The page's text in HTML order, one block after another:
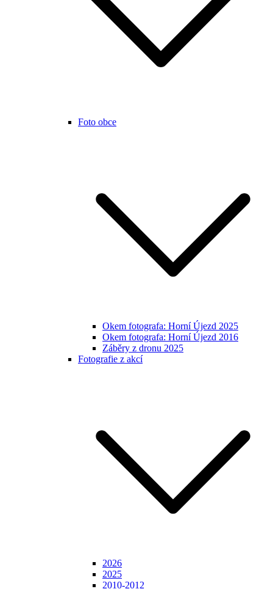
Foto obce
Okem fotografa: Horní Újezd 2025
Okem fotografa: Horní Újezd 2016
Záběry z dronu 2025
Fotografie z akcí
2026
2025
2010-2012